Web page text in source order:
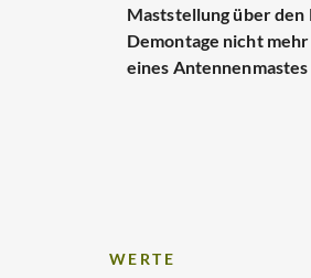
Maststellung über den
Demontage nicht
eines
WERTE